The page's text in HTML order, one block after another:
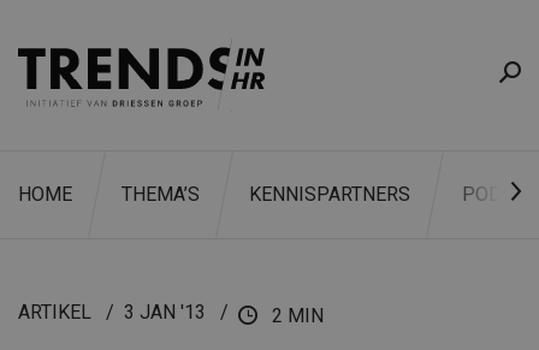
HOME THEMA’S KENNISPARTNERS
ARTIKEL 3 JAN '13 2 MIN